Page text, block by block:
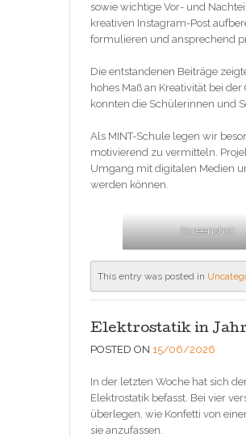
sowie wichtige Vor- und
kreativen Instagram-Post
formulieren und ansprechend
Die entstandenen Beiträge
hohes Maß an Kreativität bei
konnten die Schülerinnen und
Als MINT-Schule legen wir
motivierend zu vermitteln.
Umgang mit digitalen Medien
werden können.
Screenshot
This entry was posted in
Elektrostatik in
POSTED ON 15/06/2026
In der letzten Woche hat sich
Elektrostatik befasst. Bei vier
überlegen, wie Konfetti von
sie anzufassen.